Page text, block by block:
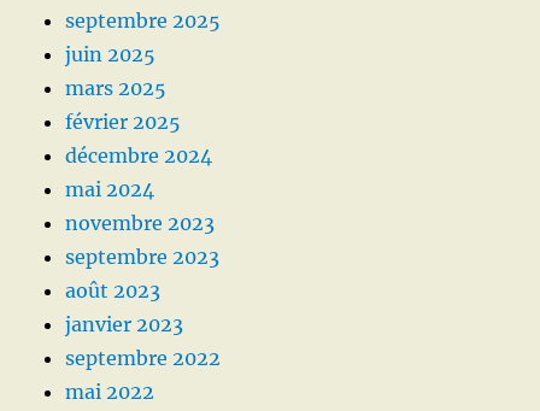
septembre 2025
juin 2025
mars 2025
février 2025
décembre 2024
mai 2024
novembre 2023
septembre 2023
août 2023
janvier 2023
septembre 2022
mai 2022